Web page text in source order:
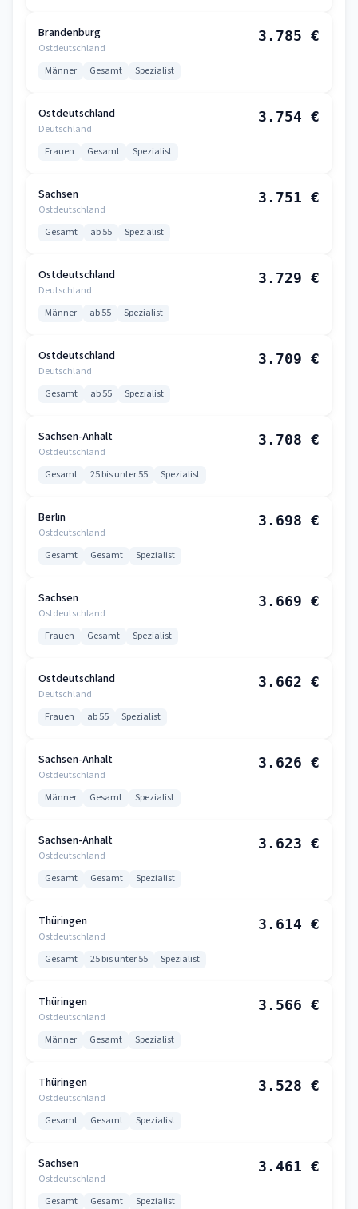
Brandenburg
Ostdeutschland
3.785 €
Männer Gesamt Spezialist
Ostdeutschland
Deutschland
3.754 €
Frauen Gesamt Spezialist
Sachsen
Ostdeutschland
3.751 €
Gesamt ab 55 Spezialist
Ostdeutschland
Deutschland
3.729 €
Männer ab 55 Spezialist
Ostdeutschland
Deutschland
3.709 €
Gesamt ab 55 Spezialist
Sachsen-Anhalt
Ostdeutschland
3.708 €
Gesamt 25 bis unter 55 Spezialist
Berlin
Ostdeutschland
3.698 €
Gesamt Gesamt Spezialist
Sachsen
Ostdeutschland
3.669 €
Frauen Gesamt Spezialist
Ostdeutschland
Deutschland
3.662 €
Frauen ab 55 Spezialist
Sachsen-Anhalt
Ostdeutschland
3.626 €
Männer Gesamt Spezialist
Sachsen-Anhalt
Ostdeutschland
3.623 €
Gesamt Gesamt Spezialist
Thüringen
Ostdeutschland
3.614 €
Gesamt 25 bis unter 55 Spezialist
Thüringen
Ostdeutschland
3.566 €
Männer Gesamt Spezialist
Thüringen
Ostdeutschland
3.528 €
Gesamt Gesamt Spezialist
Sachsen
Ostdeutschland
3.461 €
Gesamt Gesamt Spezialist